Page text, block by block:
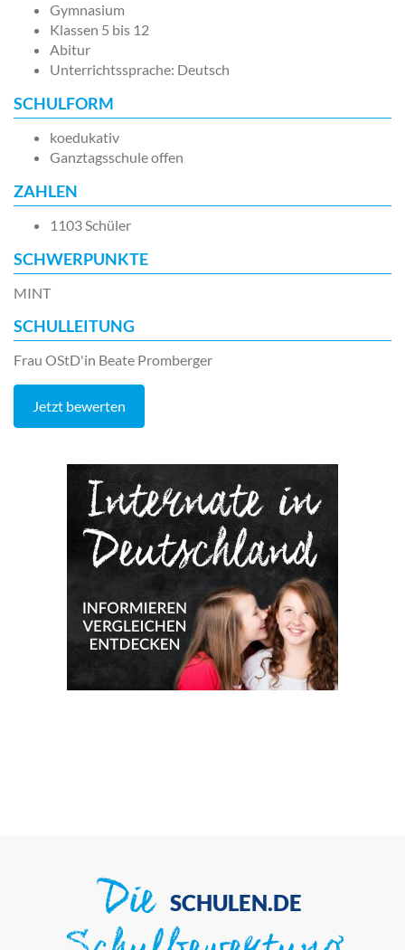
Gymnasium
Klassen 5 bis 12
Abitur
Unterrichtssprache: Deutsch
SCHULFORM
koedukativ
Ganztagsschule offen
ZAHLEN
1103 Schüler
SCHWERPUNKTE
MINT
SCHULLEITUNG
Frau OStD'in Beate Promberger
Jetzt bewerten
Die SCHULEN.DE